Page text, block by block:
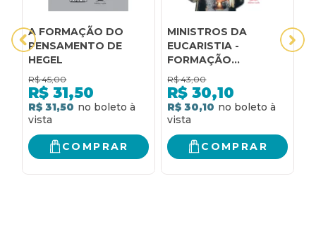
A FORMAÇÃO DO
PENSAMENTO DE
HEGEL
R$ 45,00
R$ 31,50
R$ 31,50
COMPRAR
MINISTROS DA
EUCARISTIA -
FORMAÇÃO
MINISTERIAL:
FORMAÇÃO
MINISTERIAL
R$ 43,00
R$ 30,10
R$ 30,10
COMPRAR